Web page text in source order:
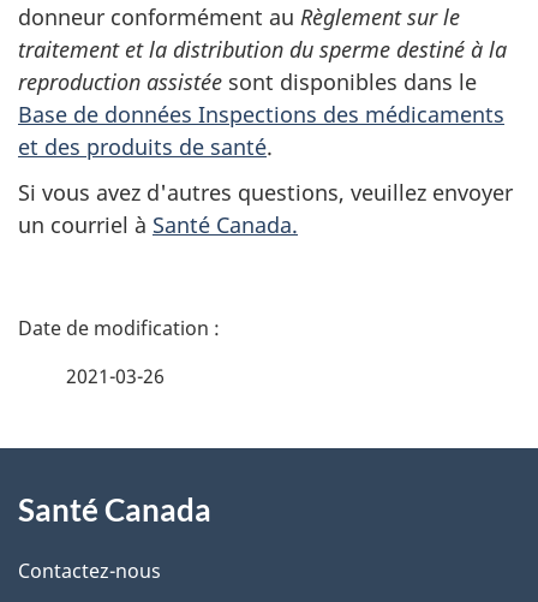
donneur conformément au Règlement sur le
traitement et la distribution du sperme destiné à la
reproduction assistée sont disponibles dans le
Base de données Inspections des médicaments
et des produits de santé.
Si vous avez d'autres questions, veuillez envoyer
un courriel à Santé Canada.
D
i
l
2021-03-26
propos
de
Santé Canada
Contactez-nous